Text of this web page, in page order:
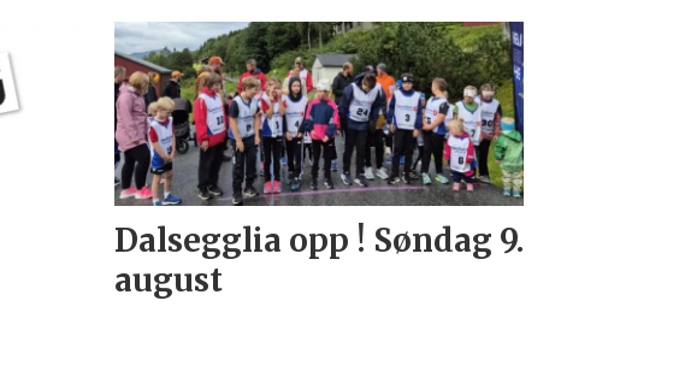
Dalsegglia opp ! Søndag 9.
august